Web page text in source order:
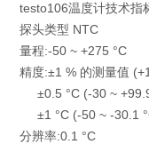
testo106温度计技术指
探头类型 NTC
量程:-50 ~ +275 °C
精度:±1 % 的测量值
±0.5 °C (-30 ~
±1 °C (-50 ~ -30.1
分辨率:0.1 °C